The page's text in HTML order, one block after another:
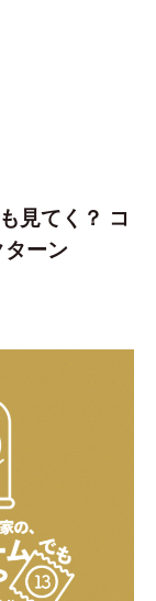
見てく？ コ
ーン